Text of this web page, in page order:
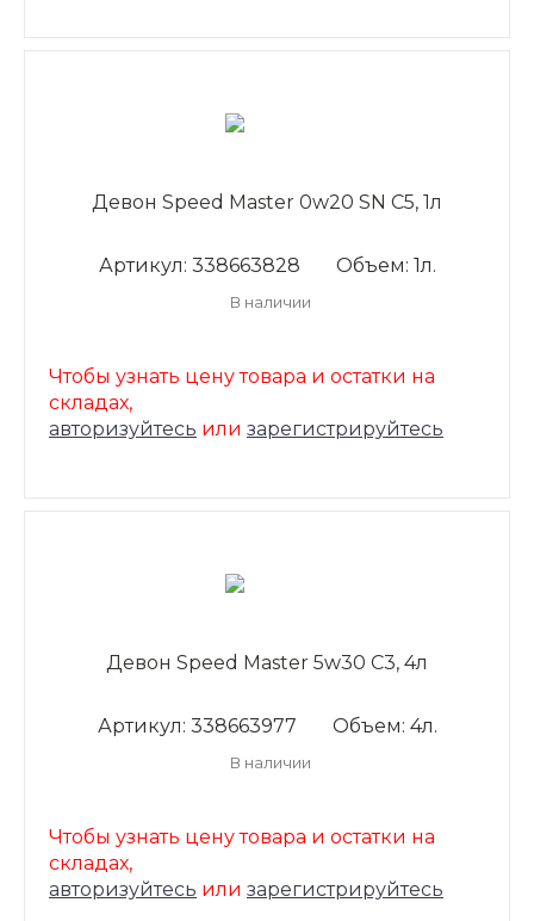
Девон Speed Master 0w20 SN С5, 1л
Артикул: 338663828 Объем: 1л.
В наличии
Чтобы узнать цену товара и остатки на
складах,
авторизуйтесь или зарегистрируйтесь
Девон Speed Master 5w30 C3, 4л
Артикул: 338663977 Объем: 4л.
В наличии
Чтобы узнать цену товара и остатки на
складах,
авторизуйтесь или зарегистрируйтесь